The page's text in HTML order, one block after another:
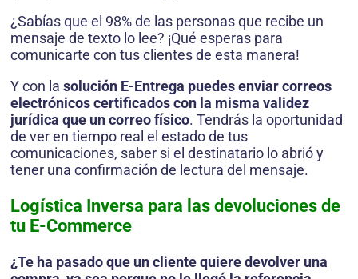
¿Sabías que el 98% de las personas que recibe un
mensaje de texto lo lee? ¡Qué esperas para
comunicarte con tus clientes de esta manera!
Y con la solución E-Entrega puedes enviar correos
electrónicos certificados con la misma validez
jurídica que un correo físico. Tendrás la oportunidad
de ver en tiempo real el estado de tus
comunicaciones, saber si el destinatario lo abrió y
tener una confirmación de lectura del mensaje.
Logística Inversa para las devoluciones de
tu E-Commerce
¿Te ha pasado que un cliente quiere devolver una